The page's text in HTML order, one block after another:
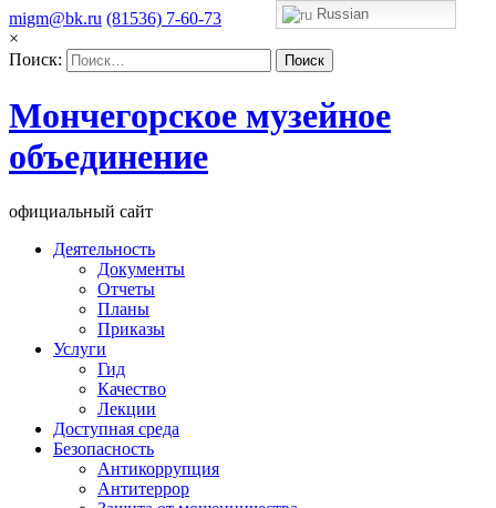
migm@bk.ru (81536) 7-60-73
×
Поиск:
Мончегорское музейное
объединение
официальный сайт
Деятельность
Документы
Отчеты
Планы
Приказы
Услуги
Гид
Качество
Лекции
Доступная среда
Безопасность
Антикоррупция
Антитеррор
Russian